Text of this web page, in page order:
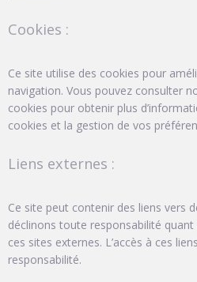
Cookies :
Ce site utilise des cookies pour
navigation. Vous pouvez consulter
cookies pour obtenir plus
cookies et la gestion de vos
Liens externes :
Ce site peut contenir des liens vers
déclinons toute responsabilité
ces sites externes. L’accès à ces
responsabilité.